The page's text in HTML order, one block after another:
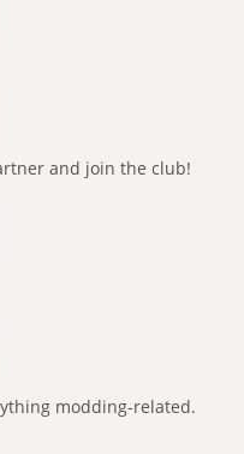
and join the club!
modding-related.